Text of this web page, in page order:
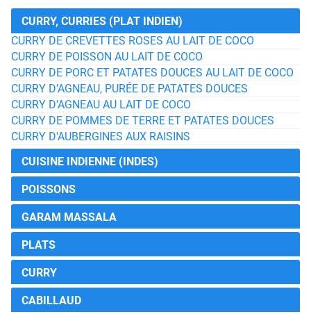
CURRY, CURRIES (PLAT INDIEN)
CURRY DE CREVETTES ROSES AU LAIT DE COCO
CURRY DE POISSON AU LAIT DE COCO
CURRY DE PORC ET PATATES DOUCES AU LAIT DE COCO
CURRY D’AGNEAU, PURÉE DE PATATES DOUCES
CURRY D’AGNEAU AU LAIT DE COCO
CURRY DE POMMES DE TERRE ET PATATES DOUCES
CURRY D'AUBERGINES AUX RAISINS
CUISINE INDIENNE (INDES)
POISSONS
GARAM MASSALA
PLATS
CURRY
CABILLAUD